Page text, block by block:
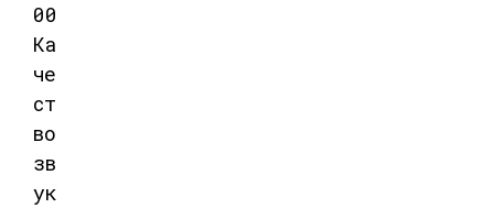
00
Ка
че
ст
во
зв
ук